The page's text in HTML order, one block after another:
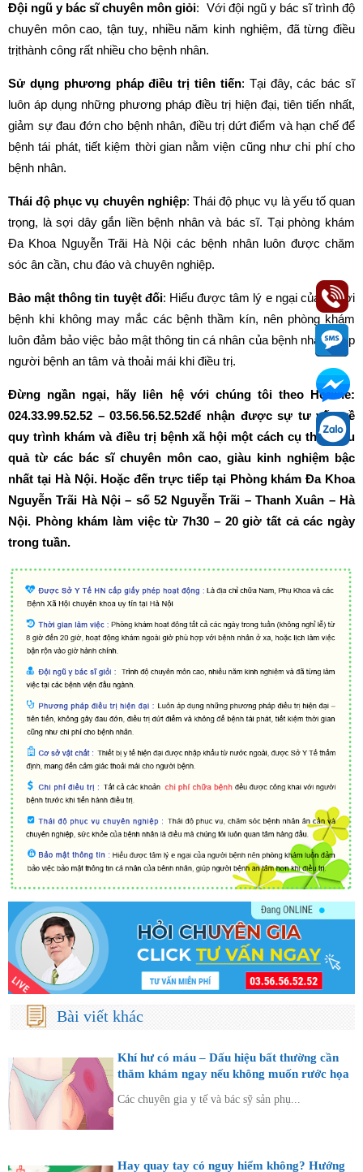
Đội ngũ y bác sĩ chuyên môn giỏi: Với đội ngũ y bác sĩ trình độ
chuyên môn cao, tận tuỵ, nhiều năm kinh nghiệm, đã từng điều
trịthành công rất nhiều cho bệnh nhân.
Sử dụng phương pháp điều trị tiên tiến: Tại đây, các bác sĩ
luôn áp dụng những phương pháp điều trị hiện đại, tiên tiến nhất,
giảm sự đau đớn cho bệnh nhân, điều trị dứt điểm và hạn chế để
bệnh tái phát, tiết kiệm thời gian nằm viện cũng như chi phí cho
bệnh nhân.
Thái độ phục vụ chuyên nghiệp: Thái độ phục vụ là yếu tố quan
trọng, là sợi dây gắn liền bệnh nhân và bác sĩ. Tại phòng khám
Đa Khoa Nguyễn Trãi Hà Nội các bệnh nhân luôn được chăm
sóc ân cần, chu đáo và chuyên nghiệp.
Bảo mật thông tin tuyệt đối: Hiểu được tâm lý e ngại của người
bệnh khi không may mắc các bệnh thầm kín, nên phòng khám
luôn đảm bảo việc bảo mật thông tin cá nhân của bệnh nhân, giúp
người bệnh an tâm và thoải mái khi điều trị.
Đừng ngần ngại, hãy liên hệ với chúng tôi theo Hotline:
024.33.99.52.52 – 03.56.56.52.52để nhận được sự tư vấn về
quy trình khám và điều trị bệnh xã hội một cách cụ thể, hiệu
quả từ các bác sĩ chuyên môn cao, giàu kinh nghiệm bậc
nhất tại Hà Nội. Hoặc đến trực tiếp tại Phòng khám Đa Khoa
Nguyễn Trãi Hà Nội – số 52 Nguyễn Trãi – Thanh Xuân – Hà
Nội. Phòng khám làm việc từ 7h30 – 20 giờ tất cả các ngày
trong tuần.
Bài viết khác
Khí hư có máu – Dấu hiệu bất thường cần
thăm khám ngay nếu không muốn rước họa
Các chuyên gia y tế và bác sỹ sản phụ...
Hay quay tay có nguy hiểm không? Hướng